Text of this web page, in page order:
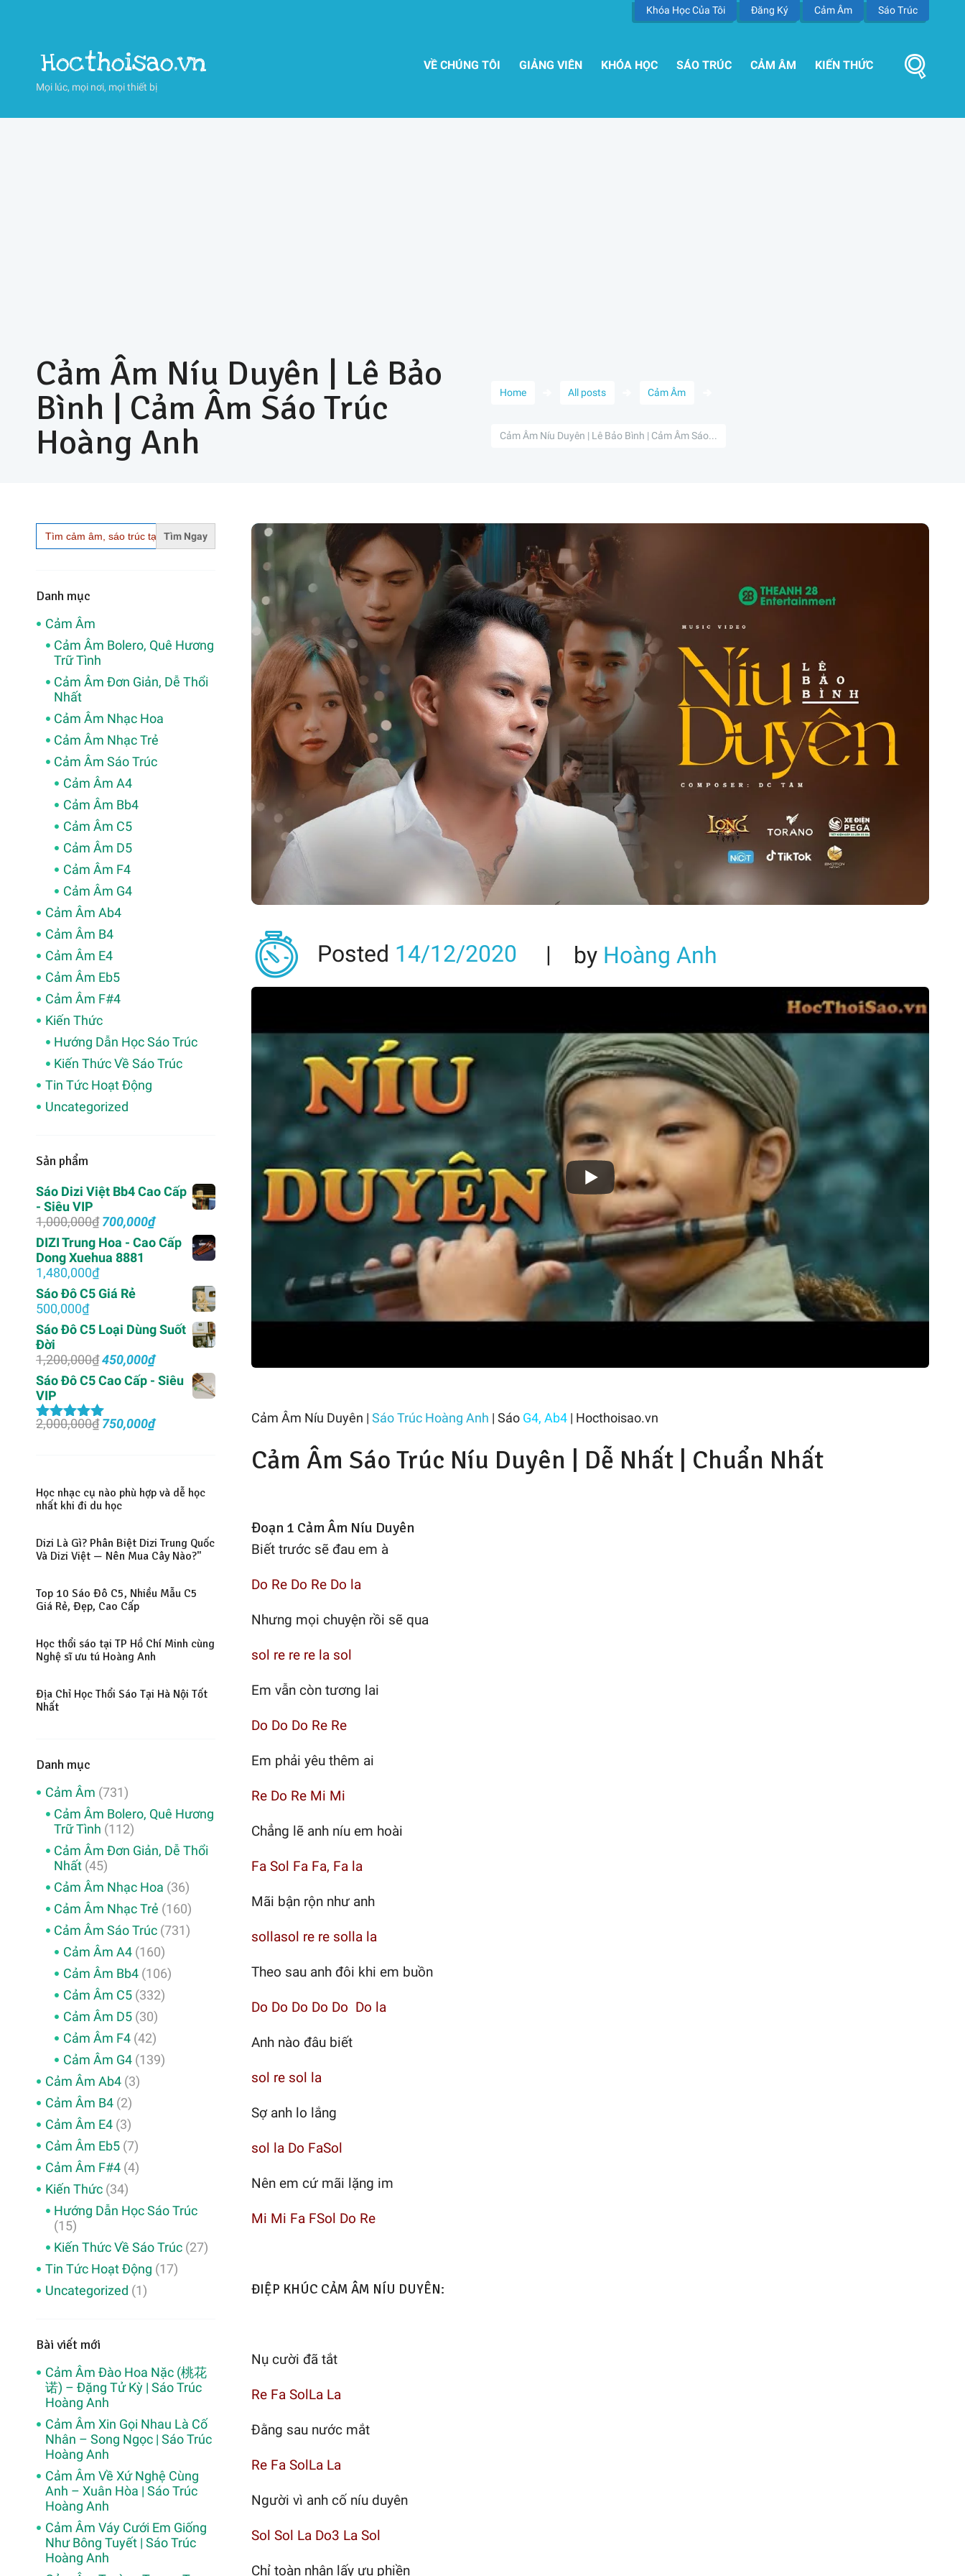
Khóa Học Của Tôi Đăng Ký Cảm Âm Sáo Trúc
Hocthoisao.vn
Mọi lúc, mọi nơi, mọi thiết bị
VỀ CHÚNG TÔI GIẢNG VIÊN KHÓA HỌC SÁO TRÚC CẢM ÂM KIẾN THỨC
Home All posts Cảm Âm
Cảm Âm Níu Duyên | Lê Bảo Bình | Cảm Âm Sáo...
Cảm Âm Níu Duyên | Lê Bảo
Bình | Cảm Âm Sáo Trúc
Hoàng Anh
Posted 14/12/2020 by Hoàng Anh
Cảm Âm Níu Duyên | Sáo Trúc Hoàng Anh | Sáo G4, Ab4 | Hocthoisao.vn
Cảm Âm Sáo Trúc Níu Duyên | Dễ Nhất | Chuẩn Nhất
Đoạn 1 Cảm Âm Níu Duyên
Biết trước sẽ đau em à
Do Re Do Re Do la
Nhưng mọi chuyện rồi sẽ qua
sol re re re la sol
Em vẫn còn tương lai
Do Do Do Re Re
Em phải yêu thêm ai
Re Do Re Mi Mi
Chẳng lẽ anh níu em hoài
Fa Sol Fa Fa, Fa la
Mãi bận rộn như anh
sollasol re re solla la
Theo sau anh đôi khi em buồn
Do Do Do Do Do Do la
Anh nào đâu biết
sol re sol la
Sợ anh lo lắng
sol la Do FaSol
Nên em cứ mãi lặng im
Mi Mi Fa FSol Do Re
ĐIỆP KHÚC CẢM ÂM NÍU DUYÊN:
Nụ cười đã tắt
Re Fa SolLa La
Đằng sau nước mắt
Re Fa SolLa La
Người vì anh cố níu duyên
Sol Sol La Do3 La Sol
Chỉ toàn nhận lấy ưu phiền
Search
for:
Danh mục
Cảm Âm
Cảm Âm Bolero, Quê Hương
Trữ Tình
Cảm Âm Đơn Giản, Dễ Thổi
Nhất
Cảm Âm Nhạc Hoa
Cảm Âm Nhạc Trẻ
Cảm Âm Sáo Trúc
Cảm Âm A4
Cảm Âm Bb4
Cảm Âm C5
Cảm Âm D5
Cảm Âm F4
Cảm Âm G4
Cảm Âm Ab4
Cảm Âm B4
Cảm Âm E4
Cảm Âm Eb5
Cảm Âm F#4
Kiến Thức
Hướng Dẫn Học Sáo Trúc
Kiến Thức Về Sáo Trúc
Tin Tức Hoạt Động
Uncategorized
Sản phẩm
Sáo Dizi Việt Bb4 Cao Cấp
- Siêu VIP
1,000,000₫ Giá
gốc
là:
1,000,000₫.
700,000₫Giá
hiện
tại
DIZI Trung Hoa - Cao Cấp
Dong Xuehua 8881
1,480,000₫
Sáo Đô C5 Giá Rẻ
500,000₫
Sáo Đô C5 Loại Dùng Suốt
Đời
1,200,000₫Giá
gốc
là:
450,000₫Giá
hiện
tại
450,000₫.
Sáo Đô C5 Cao Cấp - Siêu
VIP
Được xếp
2,000,000₫ Giá
750,000₫Giá
750,000₫.
Học nhạc cụ nào phù hợp và dễ học
nhất khi đi du học
Dizi Là Gì? Phân Biệt Dizi Trung Quốc
Và Dizi Việt — Nên Mua Cây Nào?"
Top 10 Sáo Đô C5, Nhiều Mẫu C5
Giá Rẻ, Đẹp, Cao Cấp
Học thổi sáo tại TP Hồ Chí Minh cùng
Nghệ sĩ ưu tú Hoàng Anh
Địa Chỉ Học Thổi Sáo Tại Hà Nội Tốt
Nhất
Danh mục
Cảm Âm (731)
Cảm Âm Bolero, Quê Hương
Trữ Tình (112)
Cảm Âm Đơn Giản, Dễ Thổi
Nhất (45)
Cảm Âm Nhạc Hoa (36)
Cảm Âm Nhạc Trẻ (160)
Cảm Âm Sáo Trúc (731)
Cảm Âm A4(160)
Cảm Âm Bb4(106)
Cảm Âm C5(332)
Cảm Âm D5(30)
Cảm Âm F4(42)
Cảm Âm G4(139)
Cảm Âm Ab4(3)
Cảm Âm B4(2)
Cảm Âm E4(3)
Cảm Âm Eb5(7)
Cảm Âm F#4(4)
Kiến Thức(34)
Hướng Dẫn Học Sáo Trúc
(15)
Kiến Thức Về Sáo Trúc (27)
Tin Tức Hoạt Động (17)
Uncategorized (1)
Bài viết mới
Cảm Âm Đào Hoa Nặc (桃花
诺) – Đặng Tử Kỳ | Sáo Trúc
Hoàng Anh
Cảm Âm Xin Gọi Nhau Là Cố
Nhân – Song Ngọc | Sáo Trúc
Hoàng Anh
Cảm Âm Về Xứ Nghệ Cùng
Anh – Xuân Hòa | Sáo Trúc
Hoàng Anh
Cảm Âm Váy Cưới Em Giống
Như Bông Tuyết | Sáo Trúc
Hoàng Anh